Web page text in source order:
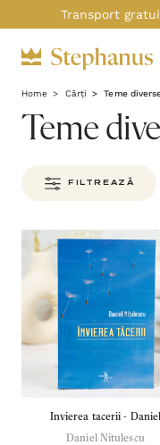
Transport
Home Cărți Teme
Teme
FILTREAZĂ
Invierea tacerii -
Nitulescu
Daniel Nitulescu